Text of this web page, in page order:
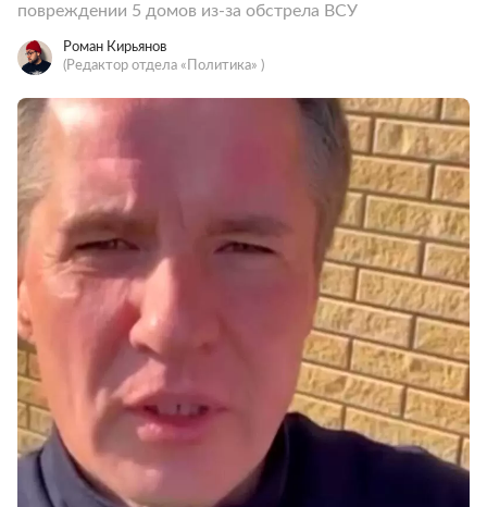
повреждении 5 домов из-за обстрела ВСУ
Роман Кирьянов
(Редактор отдела «Политика» )